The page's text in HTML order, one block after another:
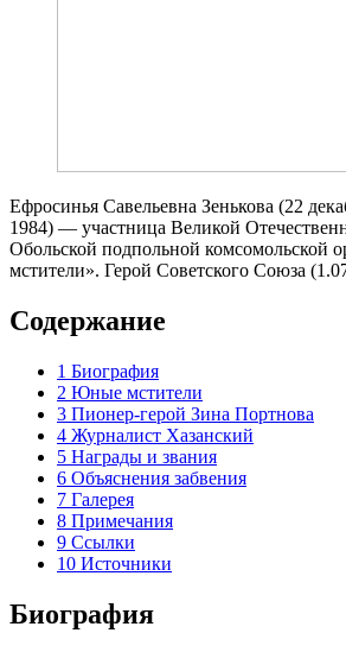
Ефросинья Савельевна Зенькова (22
1984) — участница Великой
Обольской подпольной комсомольской
мстители». Герой Советского Союза
Содержание
1 Биография
2 Юные мстители
3 Пионер-герой Зина Портнова
4 Журналист Хазанский
5 Награды и звания
6 Объяснения забвения
7 Галерея
8 Примечания
9 Ссылки
10 Источники
Биография